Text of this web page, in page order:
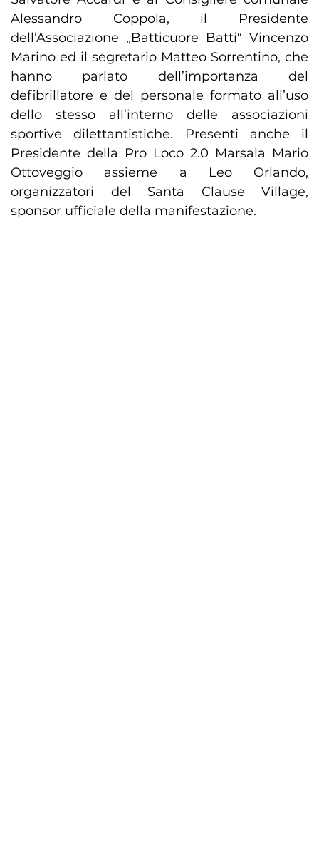
Alessandro Coppola, il Presidente
dell’Associazione „Batticuore Batti“ Vincenzo
Marino ed il segretario Matteo Sorrentino, che
hanno parlato dell’importanza del
defibrillatore e del personale formato all’uso
dello stesso all’interno delle associazioni
sportive dilettantistiche. Presenti anche il
Presidente della Pro Loco 2.0 Marsala Mario
Ottoveggio assieme a Leo Orlando,
organizzatori del Santa Clause Village,
sponsor ufficiale della manifestazione.